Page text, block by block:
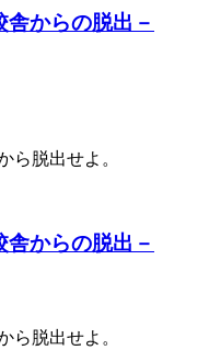
からの脱出－
ら脱出せよ。
からの脱出－
ら脱出せよ。